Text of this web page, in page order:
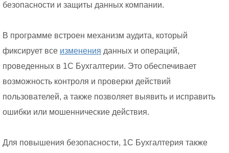
безопасности и защиты данных компании.
В программе встроен механизм аудита, который
фиксирует все изменения данных и операций,
проведенных в 1С Бухгалтерии. Это обеспечивает
возможность контроля и проверки действий
пользователей, а также позволяет выявить и исправить
ошибки или мошеннические действия.
Для повышения безопасности, 1С Бухгалтерия также